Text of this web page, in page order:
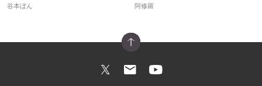
谷本ぼん 阿修羅